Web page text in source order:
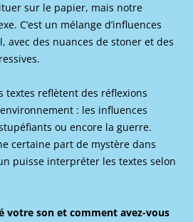
sur le papier, mais notre
C’est un mélange d’influences
avec des nuances de stoner et des
textes reflètent des réflexions
: les influences
ou encore la guerre.
certaine part de mystère dans
puisse interpréter les textes selon
votre son et comment avez-vous